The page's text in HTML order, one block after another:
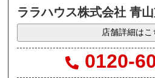
ララハウス株式会社 青
店舗詳細はこ
0120-